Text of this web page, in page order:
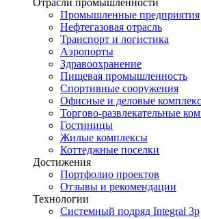
Промышленные предприятия
Нефтегазовая отрасль
Транспорт и логистика
Аэропорты
Здравоохранение
Пищевая промышленность
Спортивные сооружения
Офисные и деловые
Торгово-развлекательные
Гостиницы
Жилые комплексы
Коттеджные поселки
Достижения
Портфолио проектов
Отзывы и рекомендации
Технологии
Системный подряд Integral 3p